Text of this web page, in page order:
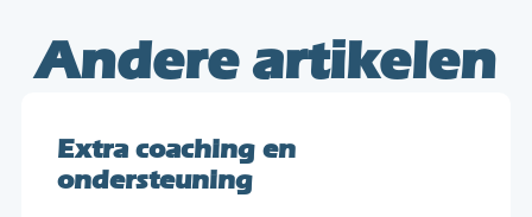
Andere artikelen
Extra coaching en
ondersteuning